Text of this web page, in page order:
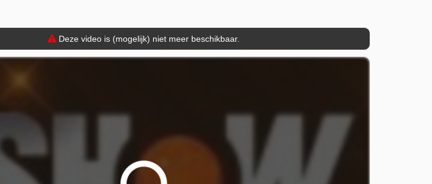
Deze video is (mogelijk) niet meer beschikbaar.